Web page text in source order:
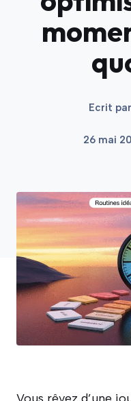
Ecrit par
26 mai